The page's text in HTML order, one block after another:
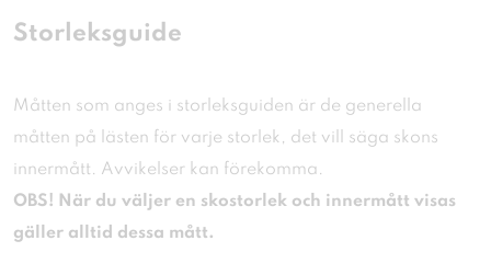
Storleksguide
Måtten som anges i storleksguiden är de generella
måtten på lästen för varje storlek, det vill säga skons
innermått. Avvikelser kan förekomma.
OBS! När du väljer en skostorlek och innermått visas
gäller alltid dessa mått.